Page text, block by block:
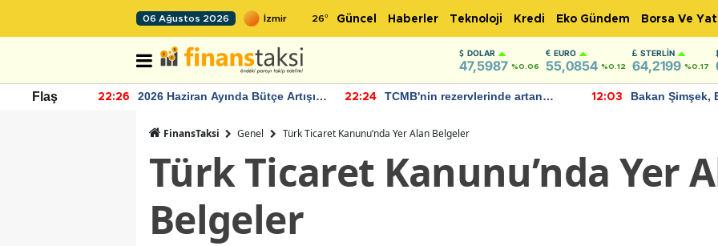
06 Ağustos 2026 26° Güncel Haberler Teknoloji Kredi Eko Gündem Borsa Ve
DOLAR
47,5987 %0.06
EURO
55,0854 %0.12
STERLIN
64,2199 %0.17
Flaş 22:26
2026 Haziran Ayında Bütçe Artışı
22:24
TCMB'nin rezervlerinde artan
12:03
Bakan Şimşek,
FinansTaksi Genel Türk Ticaret Kanunu’nda Yer Alan Belgeler
Türk Ticaret Kanunu’nda Yer
Belgeler